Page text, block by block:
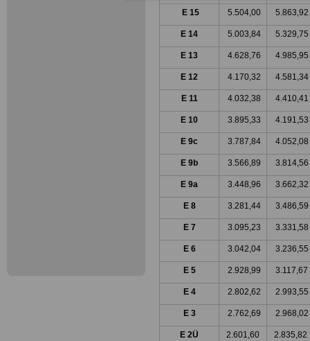
E 15 5.504,00 5.863,92
E 14 5.003,84 5.329,75
E 13 4.628,76 4.985,95
E 12 4.170,32 4.581,34
E 11 4.032,38 4.410,41
E 10 3.895,33 4.191,53
E 9c 3.787,84 4.052,08
E 9b 3.566,89 3.814,56
E 9a 3.448,96 3.662,32
E 8 3.281,44 3.486,59
E 7 3.095,23 3.331,58
E 6 3.042,04 3.236,55
E 5 2.928,99 3.117,67
E 4 2.802,62 2.993,55
E 3 2.762,69 2.968,02
E 2Ü 2.601,60 2.835,82